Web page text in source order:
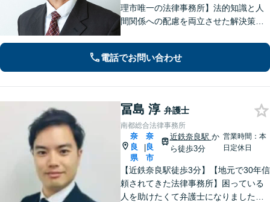
理市唯一の法律事務所】法的知識と人
間関係への配慮を両立させた解決策を
法書士・不動産鑑定士など」相続に関
わる問題を総合的に解決へ導きます
電話でお問い合わせ
冨島 淳 弁護士
南都総合法律事務所
奈
良
県
|
奈
良
市
近鉄奈良駅 か
ら徒歩3分
営業時間：本
日定休日
【近鉄奈良駅徒歩3分】【地元で30年信
頼されてきた法律事務所】困っている
人を助けたくて弁護士になりました。